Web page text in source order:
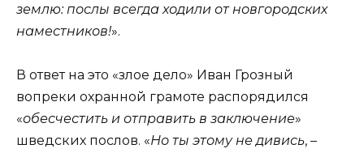
землю: послы всегда ходили от новгородских
наместников!».
В ответ на это «злое дело» Иван Грозный
вопреки охранной грамоте распорядился
«обесчестить и отправить в заключение»
шведских послов. «Но ты этому не дивись, –